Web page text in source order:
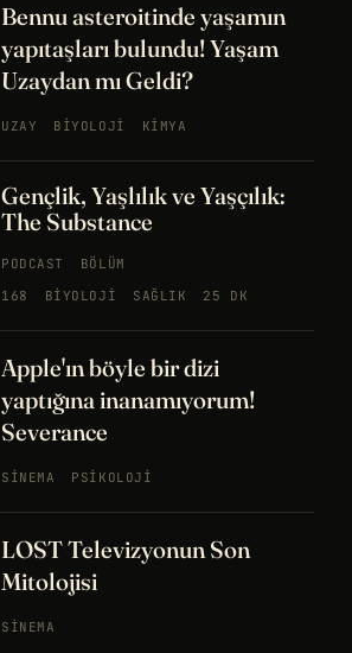
Bennu asteroitinde yaşamın
yapıtaşları bulundu! Yaşam
Uzaydan mı Geldi?
UZAY BIYOLOJI KIMYA
Gençlik, Yaşlılık ve Yaşçılık:
The Substance
PODCAST
BÖLÜM
168
BIYOLOJI SAĞLIK 25 DK
Apple'ın böyle bir dizi
yaptığına inanamıyorum!
Severance
SINEMA PSIKOLOJI
LOST Televizyonun Son
Mitolojisi
SINEMA